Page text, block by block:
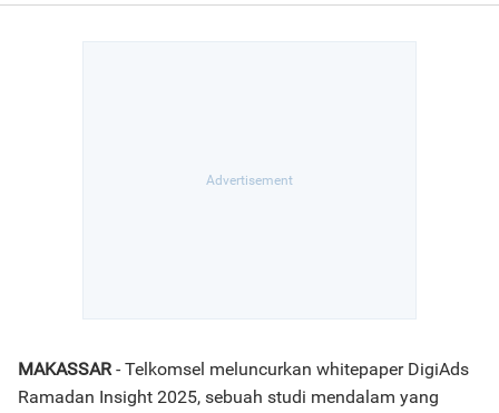
MAKASSAR- Telkomsel meluncurkan whitepaper DigiAds
Ramadan Insight 2025, sebuah studi mendalam yang